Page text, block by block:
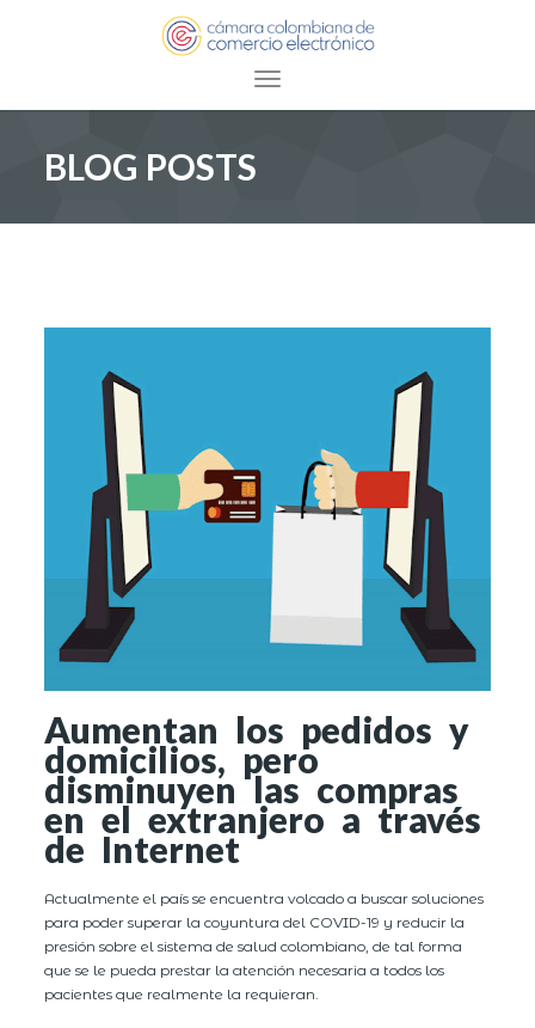
Toggle navigation
BLOG POSTS
Aumentan los pedidos y
domicilios, pero
disminuyen las compras
en el extranjero a través
de Internet
Actualmente el país se encuentra volcado a buscar soluciones
para poder superar la coyuntura del COVID-19 y reducir la
presión sobre el sistema de salud colombiano, de tal forma
que se le pueda prestar la atención necesaria a todos los
pacientes que realmente la requieran.